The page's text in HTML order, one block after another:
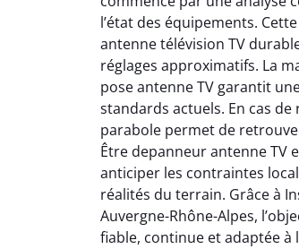
l’état des équipements.
antenne télévision TV
réglages approximatifs. La
pose antenne TV garantit
standards actuels. En cas
parabole permet de
Être depanneur antenne TV
anticiper les contraintes
réalités du terrain. Grâce à
Auvergne-Rhône-Alpes,
fiable, continue et adaptée à